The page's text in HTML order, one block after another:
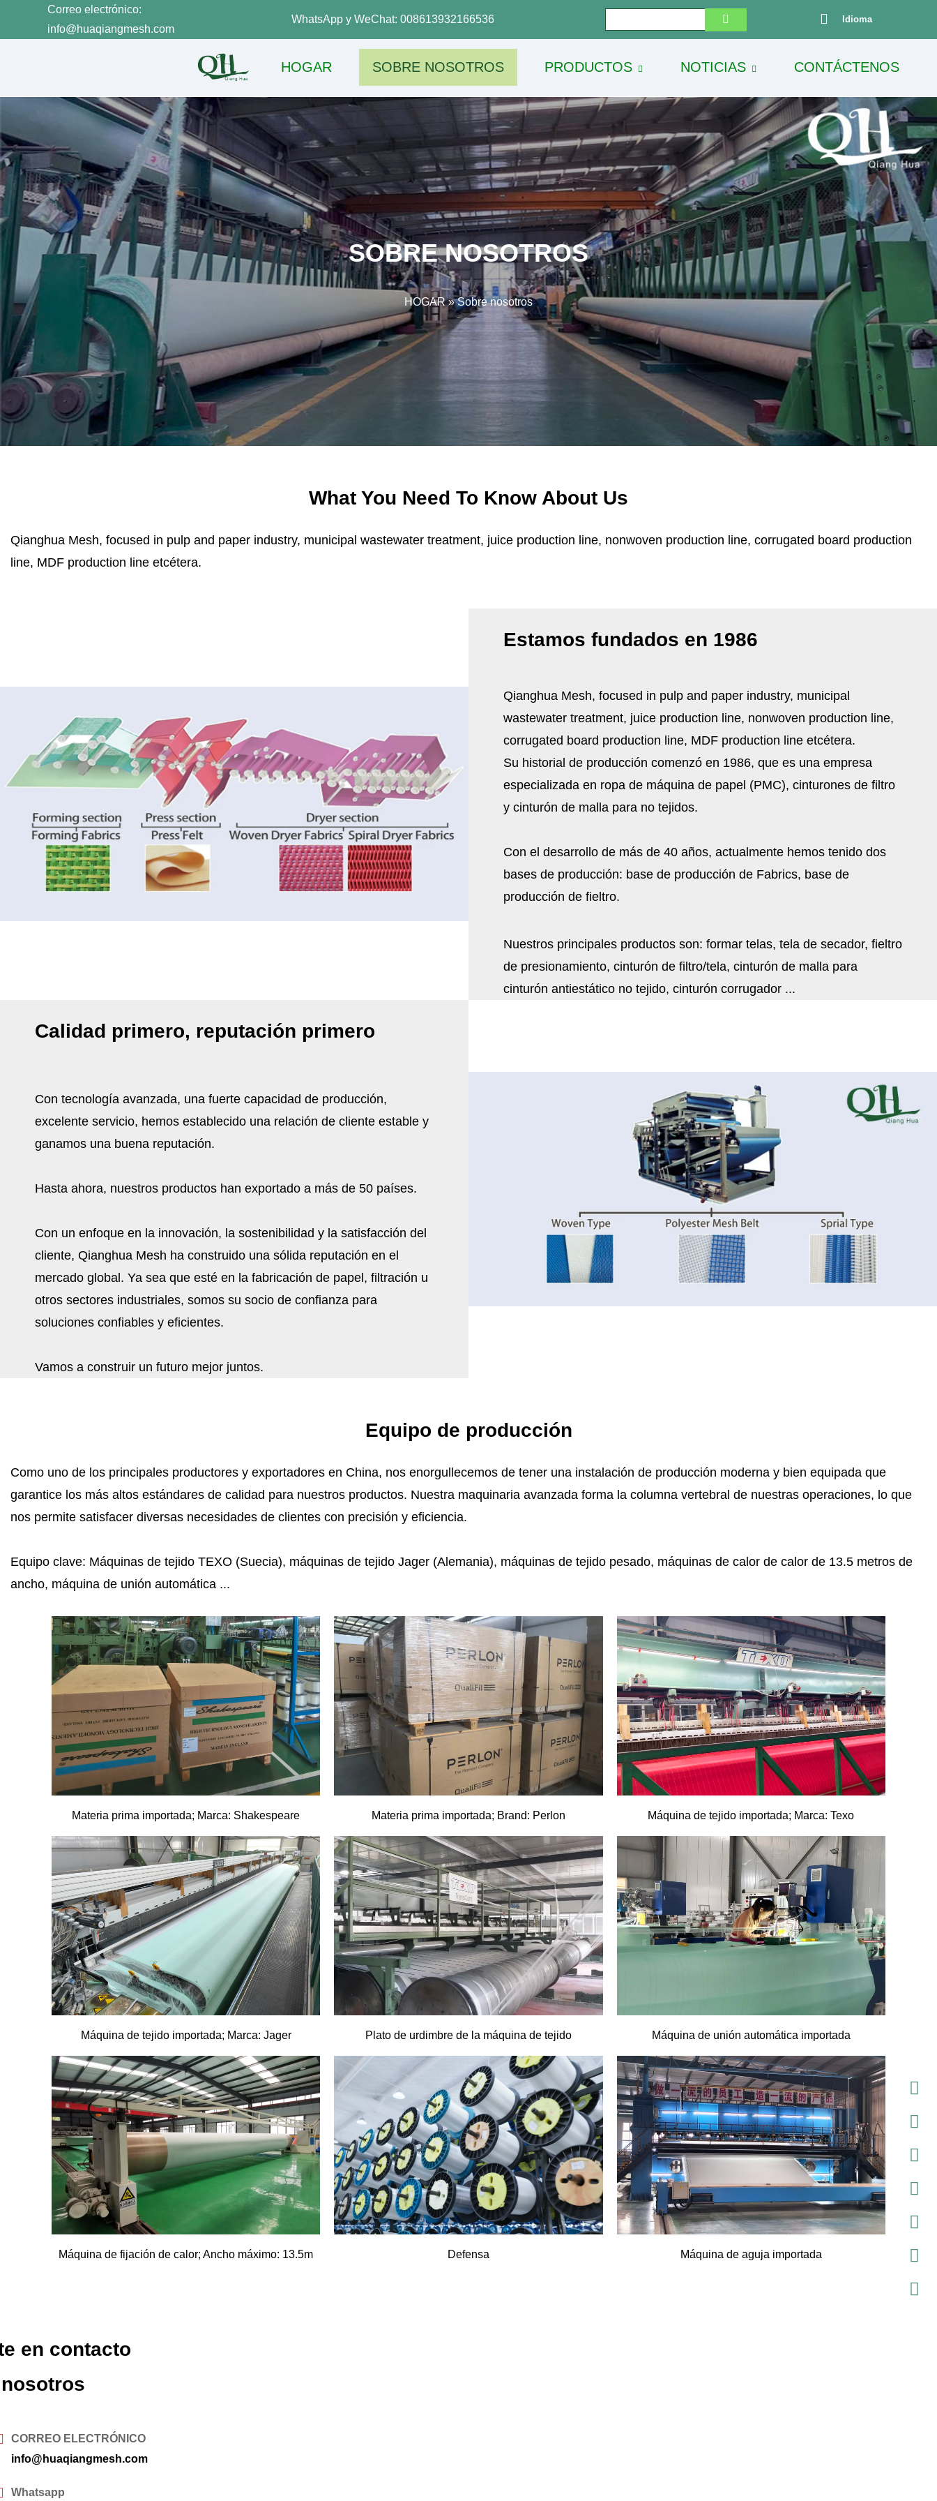
Correo electrónico:
info@huaqiangmesh.com
WhatsApp y WeChat: 008613932166536 Idioma
HOGAR SOBRE NOSOTROS PRODUCTOS NOTICIAS CONTÁCTENOS
SOBRE NOSOTROS
HOGAR»Sobre nosotros
What You Need To Know About Us
Qianghua Mesh, focused in pulp and paper industry, municipal wastewater treatment, juice production line, nonwoven production line, corrugated board production
line, MDF production line etcétera.
Estamos fundados en 1986
Qianghua Mesh, focused in pulp and paper industry, municipal
wastewater treatment, juice production line, nonwoven production line,
corrugated board production line, MDF production line etcétera.
Su historial de producción comenzó en 1986, que es una empresa
especializada en ropa de máquina de papel (PMC), cinturones de filtro
y cinturón de malla para no tejidos.
Con el desarrollo de más de 40 años, actualmente hemos tenido dos
bases de producción: base de producción de Fabrics, base de
producción de fieltro.
Nuestros principales productos son: formar telas, tela de secador, fieltro
de presionamiento, cinturón de filtro/tela, cinturón de malla para
cinturón antiestático no tejido, cinturón corrugador ...
Calidad primero, reputación primero
Con tecnología avanzada, una fuerte capacidad de producción,
excelente servicio, hemos establecido una relación de cliente estable y
ganamos una buena reputación.
Hasta ahora, nuestros productos han exportado a más de 50 países.
Con un enfoque en la innovación, la sostenibilidad y la satisfacción del
cliente, Qianghua Mesh ha construido una sólida reputación en el
mercado global. Ya sea que esté en la fabricación de papel, filtración u
otros sectores industriales, somos su socio de confianza para
soluciones confiables y eficientes.
Vamos a construir un futuro mejor juntos.
Equipo de producción
Como uno de los principales productores y exportadores en China, nos enorgullecemos de tener una instalación de producción moderna y bien equipada que
garantice los más altos estándares de calidad para nuestros productos. Nuestra maquinaria avanzada forma la columna vertebral de nuestras operaciones, lo que
nos permite satisfacer diversas necesidades de clientes con precisión y eficiencia.
Equipo clave: Máquinas de tejido TEXO (Suecia), máquinas de tejido Jager (Alemania), máquinas de tejido pesado, máquinas de calor de calor de 13.5 metros de
ancho, máquina de unión automática ...
Materia prima importada; Marca: Shakespeare Materia prima importada; Brand: Perlon Máquina de tejido importada; Marca: Texo
Máquina de tejido importada; Marca: Jager Plato de urdimbre de la máquina de tejido Máquina de unión automática importada
Máquina de fijación de calor; Ancho máximo: 13.5m Defensa Máquina de aguja importada
en contacto
CORREO ELECTRÓNICO
info@huaqiangmesh.com
Whatsapp